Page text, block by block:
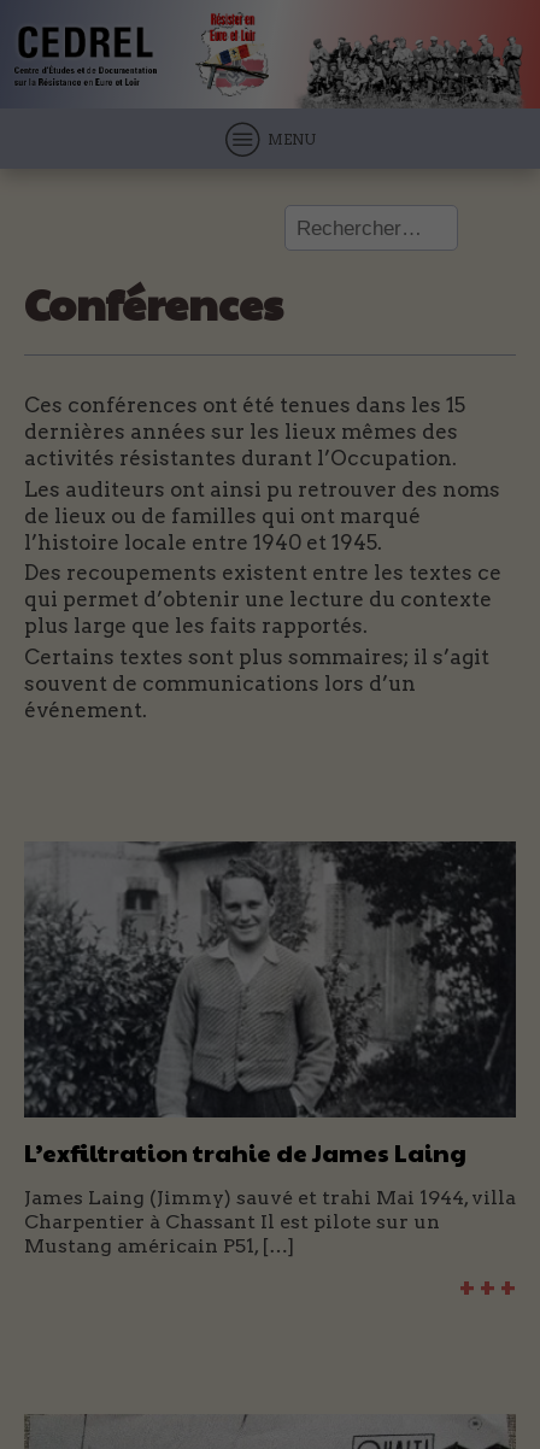
MENU
Rechercher :
Conférences
Ces conférences ont été tenues dans les 15
dernières années sur les lieux mêmes des
activités résistantes durant l’Occupation.
Les auditeurs ont ainsi pu retrouver des noms
de lieux ou de familles qui ont marqué
l’histoire locale entre 1940 et 1945.
Des recoupements existent entre les textes ce
qui permet d’obtenir une lecture du contexte
plus large que les faits rapportés.
Certains textes sont plus sommaires; il s’agit
souvent de communications lors d’un
événement.
L’exfiltration trahie de James Laing
James Laing (Jimmy) sauvé et trahi Mai 1944, villa
Charpentier à Chassant Il est pilote sur un
Mustang américain P51, […]
+ + +